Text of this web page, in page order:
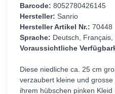
Barcode: 8052780426145
Hersteller: Sanrio
Hersteller Artikel Nr.: 70448
Sprache: Deutsch,
Voraussichtliche
Diese niedliche ca. 25 cm
verzaubert kleine und
ihrem hübschen pinken